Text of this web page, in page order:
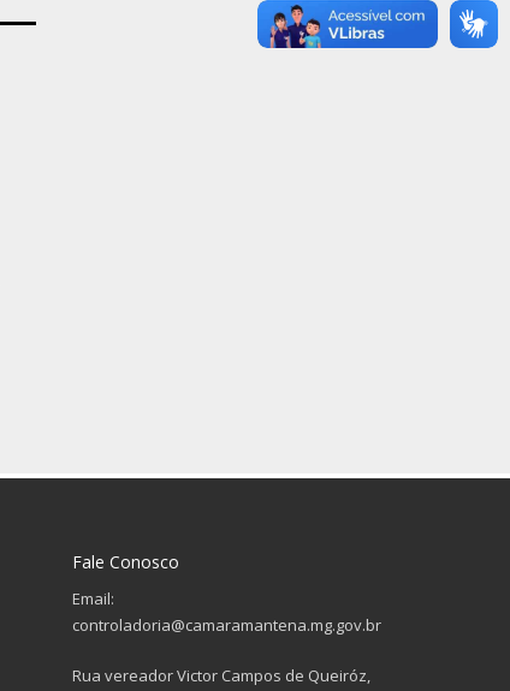
Fale Conosco
Email:
controladoria@camaramantena.mg.gov.br
Rua vereador Victor Campos de Queiróz,